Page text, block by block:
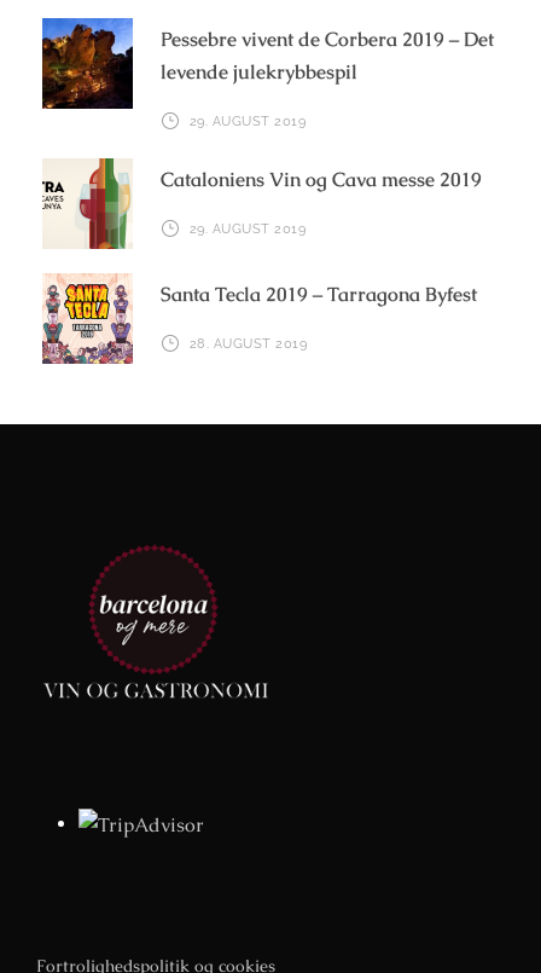
Pessebre vivent de Corbera 2019 – Det
levende julekrybbespil
29. AUGUST 2019
Cataloniens Vin og Cava messe 2019
29. AUGUST 2019
Santa Tecla 2019 – Tarragona Byfest
28. AUGUST 2019
Fortrolighedspolitik og cookies